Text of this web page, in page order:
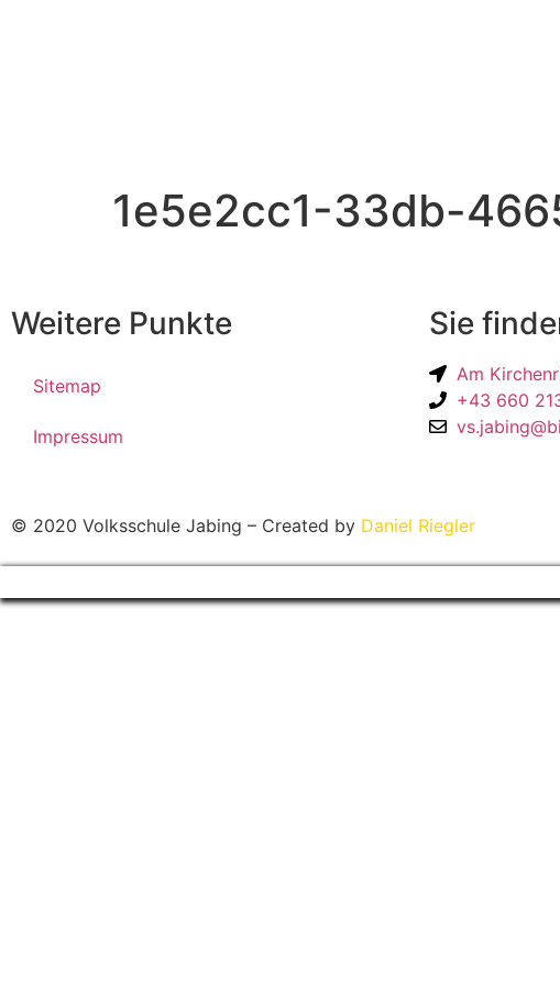
1e5e2cc1-33db-
Weitere Punkte
Sitemap
Impressum
Sie
Am
+43 660
© 2020 Volksschule Jabing – Created by Daniel Riegler